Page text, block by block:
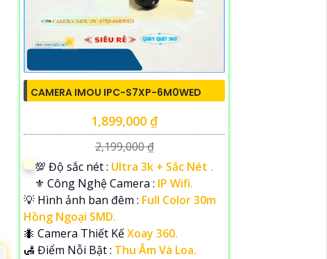
CAMERA IMOU IPC-S7XP-6M0WED
1,899,000 ₫
2,199,000 ₫
💯 Độ sắc nét : Ultra 3k + Sắc Nét .
⚜️ Công Nghệ Camera : IP Wifi.
💡 Hình ảnh ban đêm : Full Color 30m
Hồng Ngoại SMD.
🐜 Camera Thiết KếXoay 360.
️🛃 Điểm Nỗi Bật : Thu Âm Và Loa.